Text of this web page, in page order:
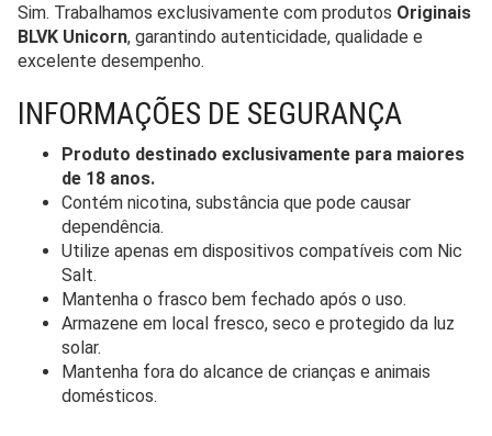
Sim. Trabalhamos exclusivamente com produtos Originais
BLVK Unicorn, garantindo autenticidade, qualidade e
excelente desempenho.
INFORMAÇÕES DE SEGURANÇA
Produto destinado exclusivamente para maiores
de 18 anos.
Contém nicotina, substância que pode causar
dependência.
Utilize apenas em dispositivos compatíveis com Nic
Salt.
Mantenha o frasco bem fechado após o uso.
Armazene em local fresco, seco e protegido da luz
solar.
Mantenha fora do alcance de crianças e animais
domésticos.